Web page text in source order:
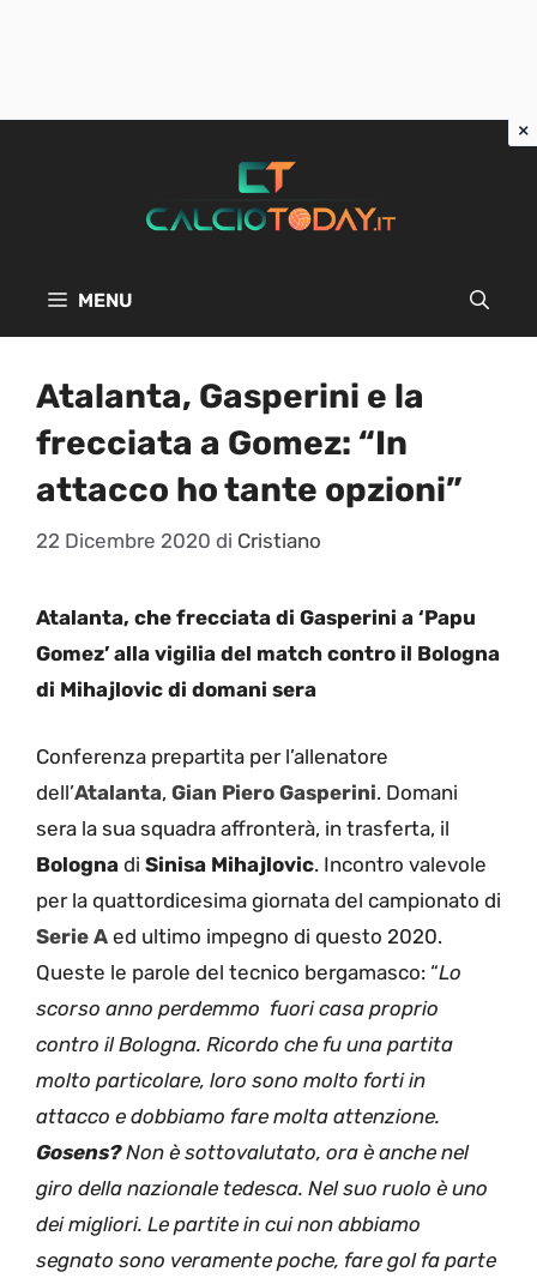
MENU
Atalanta, Gasperini e la
frecciata a Gomez: “In
attacco ho tante opzioni”
22 Dicembre 2020 di Cristiano
Atalanta, che frecciata di Gasperini a ‘Papu
Gomez’ alla vigilia del match contro il Bologna
di Mihajlovic di domani sera
Conferenza prepartita per l’allenatore
dell’Atalanta, Gian Piero Gasperini. Domani
sera la sua squadra affronterà, in trasferta, il
Bologna di Sinisa Mihajlovic. Incontro valevole
per la quattordicesima giornata del campionato di
Serie A ed ultimo impegno di questo 2020.
Queste le parole del tecnico bergamasco: “Lo
scorso anno perdemmo fuori casa proprio
contro il Bologna. Ricordo che fu una partita
molto particolare, loro sono molto forti in
attacco e dobbiamo fare molta attenzione.
Gosens?Non è sottovalutato, ora è anche nel
giro della nazionale tedesca. Nel suo ruolo è uno
dei migliori. Le partite in cui non abbiamo
segnato sono veramente poche, fare gol fa parte